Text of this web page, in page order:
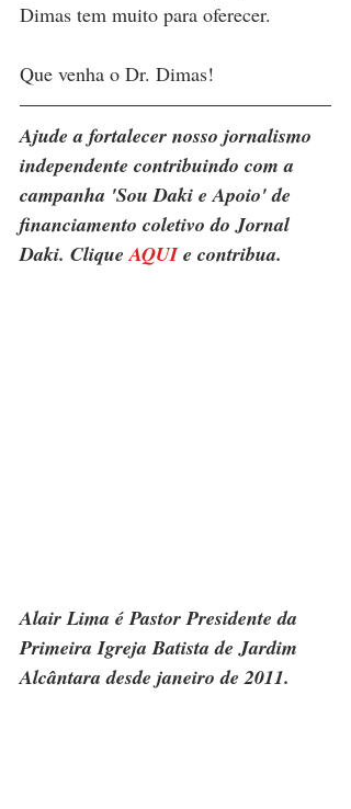
Dimas tem muito para oferecer.
Que venha o Dr. Dimas!
Ajude a fortalecer nosso jornalismo
independente contribuindo com a
campanha 'Sou Daki e Apoio' de
financiamento coletivo do Jornal
Daki. Clique AQUI e contribua.
Alair Lima é Pastor Presidente da
Primeira Igreja Batista de Jardim
Alcântara desde janeiro de 2011.